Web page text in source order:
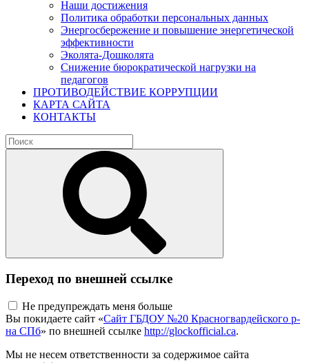
Наши достижения
Политика обработки персональных данных
Энергосбережение и повышение энергетической
эффективности
Эколята-Дошколята
Снижение бюрократической нагрузки на
педагогов
ПРОТИВОДЕЙСТВИЕ КОРРУПЦИИ
КАРТА САЙТА
КОНТАКТЫ
Переход по внешней ссылке
Не предупреждать меня больше
Вы покидаете сайт «Сайт ГБДОУ №20 Красногвардейского р-
на СПб» по внешней ссылке http://glockofficial.ca.
Мы не несем ответственности за содержимое сайта